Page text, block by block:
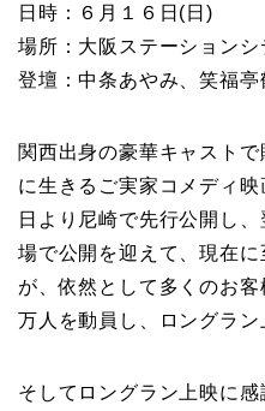
日時：６月１６日(日)
場所：大阪ステーションシ
登壇：中条あやみ、笑福
関西出身の豪華キャスト
に生きるご実家コメディ
日より尼崎で先行公開し
場で公開を迎えて、現在
が、依然として多くのお
万人を動員し、ロングラン
そしてロングラン上映に